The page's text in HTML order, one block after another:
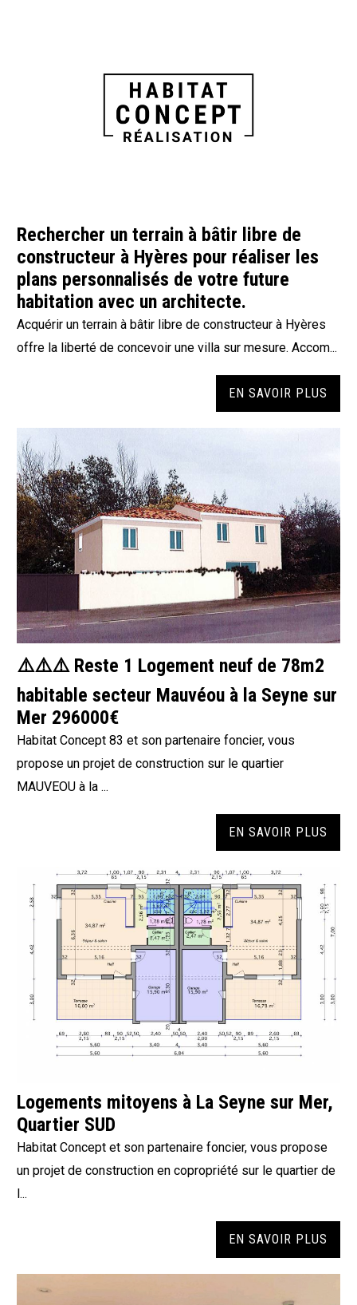
Rechercher un terrain à bâtir libre de
constructeur à Hyères pour réaliser les
plans personnalisés de votre future
habitation avec un architecte.
Acquérir un terrain à bâtir libre de constructeur à Hyères
offre la liberté de concevoir une villa sur mesure. Accom...
EN SAVOIR PLUS
⚠️⚠️⚠️ Reste 1 Logement neuf de 78m2
habitable secteur Mauvéou à la Seyne sur
Mer 296000€
Habitat Concept 83 et son partenaire foncier, vous
propose un projet de construction sur le quartier
MAUVEOU à la ...
EN SAVOIR PLUS
Logements mitoyens à La Seyne sur Mer,
Quartier SUD
Habitat Concept et son partenaire foncier, vous propose
un projet de construction en copropriété sur le quartier de
l...
EN SAVOIR PLUS